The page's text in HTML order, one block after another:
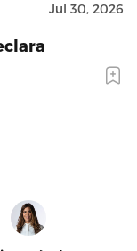
Jul 30, 2026